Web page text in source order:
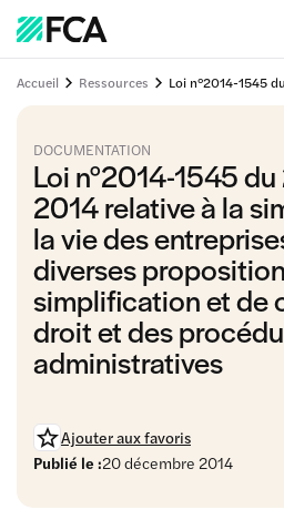
Accueil Ressources
DOCUMENTATION
Loi n°2014-1545
2014 relative à la
la vie des
diverses
simplification et de
droit et des
administratives
Ajouter aux favoris
Publié le :20 décembre 2014